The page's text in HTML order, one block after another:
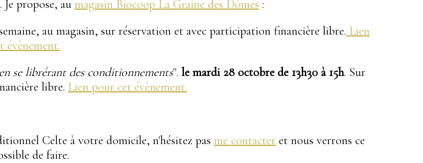
propose, au magasin Biocoop La Graine des Dômes :
au magasin, sur réservation et avec participation financière libre. Lien
évènement.
se librérant des conditionnements". le mardi 28 octobre de 13h30 à 15h. Sur
libre. Lien pour cet évènement.
Celte à votre domicile, n'hésitez pas me contacter et nous verrons ce
de faire.